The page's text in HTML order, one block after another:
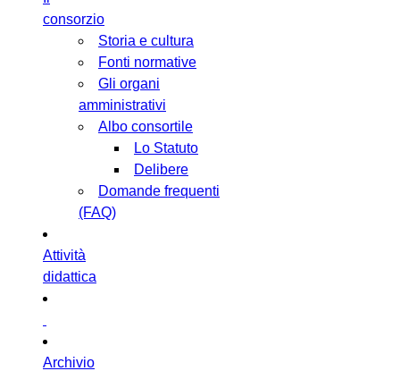
consorzio
Storia e cultura
Fonti normative
Gli organi
amministrativi
Albo consortile
Lo Statuto
Delibere
Domande frequenti
(FAQ)
Attività
didattica
Archivio